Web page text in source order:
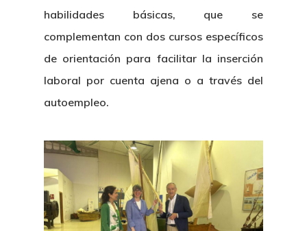
habilidades básicas, que se
complementan con dos cursos específicos
de orientación para facilitar la inserción
laboral por cuenta ajena o a través del
autoempleo.